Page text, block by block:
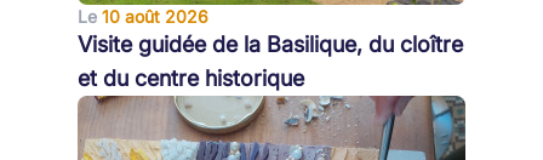
Le 10 août 2026
Visite guidée de la Basilique, du cloître
et du centre historique